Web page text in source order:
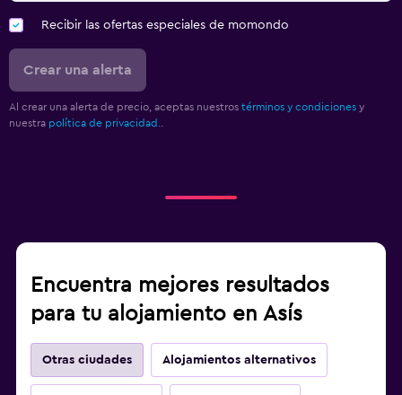
Recibir las ofertas especiales de momondo
Crear una alerta
Al crear una alerta de precio, aceptas nuestros términos y condiciones y
nuestra política de privacidad.
Encuentra mejores resultados
para tu alojamiento en Asís
Otras ciudades Alojamientos alternativos